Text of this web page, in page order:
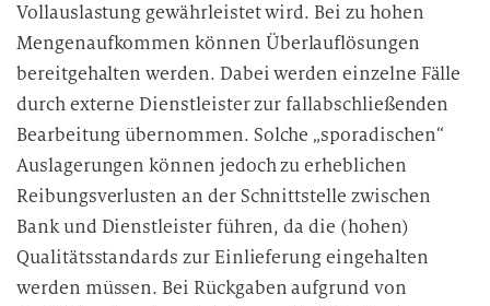
Vollauslastung gewährleistet wird. Bei zu hohen
Mengenaufkommen können Überlauflösungen
bereitgehalten werden. Dabei werden einzelne Fälle
durch externe Dienstleister zur fallabschließenden
Bearbeitung übernommen. Solche „sporadischen“
Auslagerungen können jedoch zu erheblichen
Reibungsverlusten an der Schnittstelle zwischen
Bank und Dienstleister führen, da die (hohen)
Qualitätsstandards zur Einlieferung eingehalten
werden müssen. Bei Rückgaben aufgrund von